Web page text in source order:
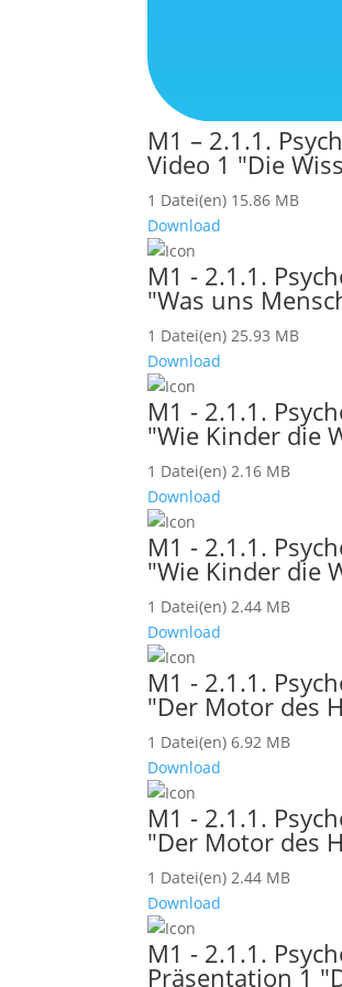
M1 – 2.1.1.
Video 1 "Die
1 Datei(en) 15.86 MB
Download
M1 - 2.1.1.
"Was uns
1 Datei(en)25.93 MB
Download
M1 - 2.1.1.
"Wie Kinder die
1 Datei(en)2.16 MB
Download
M1 - 2.1.1.
"Wie Kinder die
1 Datei(en)2.44 MB
Download
M1 - 2.1.1.
"Der Motor des
1 Datei(en)6.92 MB
Download
M1 - 2.1.1.
"Der Motor des
1 Datei(en)2.44 MB
Download
M1 - 2.1.1.
Präsentation 1